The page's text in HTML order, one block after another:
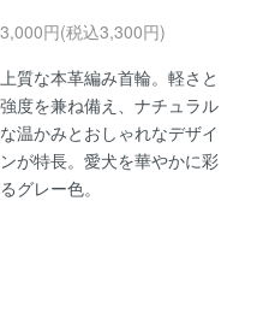
3,000円(税込3,300円)
上質な本革編み首輪。軽さと
強度を兼ね備え、ナチュラル
な温かみとおしゃれなデザイ
ンが特長。愛犬を華やかに彩
るグレー色。